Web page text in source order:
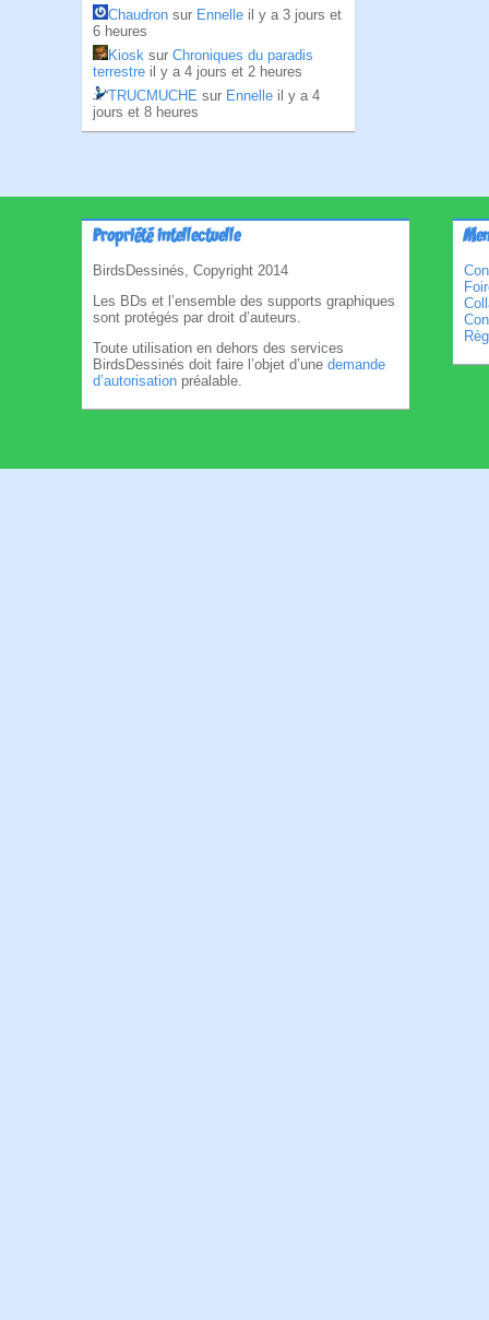
Chaudron sur Ennelle il y a 3 jours et
6 heures
Kiosk sur Chroniques du paradis
terrestre il y a 4 jours et 2 heures
TRUCMUCHE sur Ennelle il y a 4
jours et 8 heures
Propriété intellectuelle
BirdsDessinés, Copyright 2014
Les BDs et l’ensemble des supports graphiques
sont protégés par droit d’auteurs.
Toute utilisation en dehors des services
BirdsDessinés doit faire l’objet d’une demande
d’autorisation préalable.